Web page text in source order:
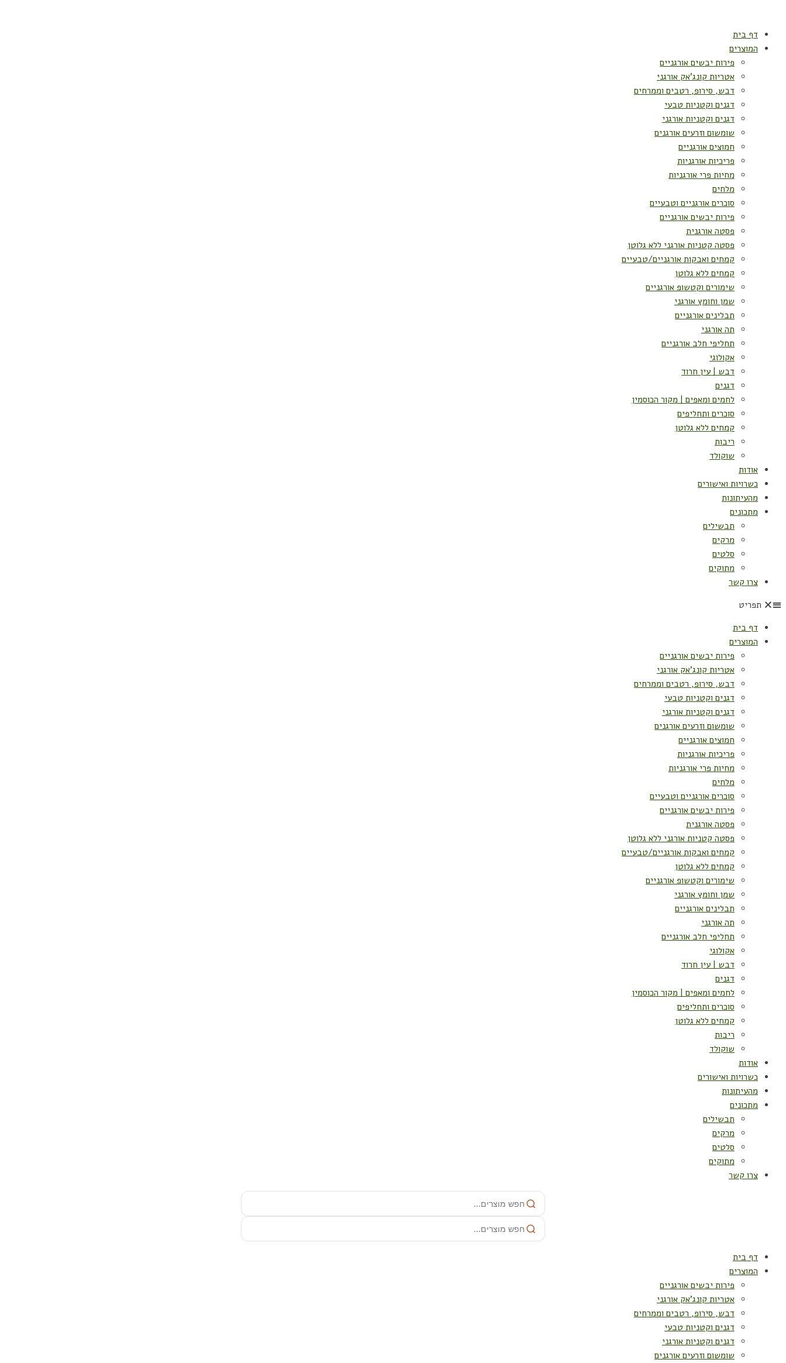
דף בית
המוצרים
פירות יבשים אורגניים
אטריות קונג'אק אורגני
דבש, סירופ, רטבים וממרחים
דגנים וקטניות טבעי
דגנים וקטניות אורגני
שומשום וזרעים אורגנים
חמוצים אורגניים
פריכיות אורגניות
מחיות פרי אורגניות
מלחים
סוכרים אורגניים וטבעיים
פירות יבשים אורגניים
פסטה אורגנית
פסטה קטניות אורגני ללא גלוטן
קמחים ואבקות אורגניים/טבעיים
קמחים ללא גלוטן
שימורים וקטשופ אורגניים
שמן וחומץ אורגני
תבלינים אורגניים
תה אורגני
תחליפי חלב אורגניים
אקולוגי
דבש | עין חרוד
דגנים
לחמים ומאפים | מקור הכוסמין
סוכרים ותחליפים
קמחים ללא גלוטן
ריבות
שוקולד
אודות
כשרויות ואישורים
מהעיתונות
מתכונים
תבשילים
מרקים
סלטים
מתוקים
צרו קשר
תפריט
דף בית
המוצרים
פירות יבשים אורגניים
אטריות קונג'אק אורגני
דבש, סירופ, רטבים וממרחים
דגנים וקטניות טבעי
דגנים וקטניות אורגני
שומשום וזרעים אורגנים
חמוצים אורגניים
פריכיות אורגניות
מחיות פרי אורגניות
מלחים
סוכרים אורגניים וטבעיים
פירות יבשים אורגניים
פסטה אורגנית
פסטה קטניות אורגני ללא גלוטן
קמחים ואבקות אורגניים/טבעיים
קמחים ללא גלוטן
שימורים וקטשופ אורגניים
שמן וחומץ אורגני
תבלינים אורגניים
תה אורגני
תחליפי חלב אורגניים
אקולוגי
דבש | עין חרוד
דגנים
לחמים ומאפים | מקור הכוסמין
סוכרים ותחליפים
קמחים ללא גלוטן
ריבות
שוקולד
אודות
כשרויות ואישורים
מהעיתונות
מתכונים
תבשילים
מרקים
סלטים
מתוקים
צרו קשר
דף בית
המוצרים
פירות יבשים אורגניים
אטריות קונג'אק אורגני
דבש, סירופ, רטבים וממרחים
דגנים וקטניות טבעי
דגנים וקטניות אורגני
שומשום וזרעים אורגנים